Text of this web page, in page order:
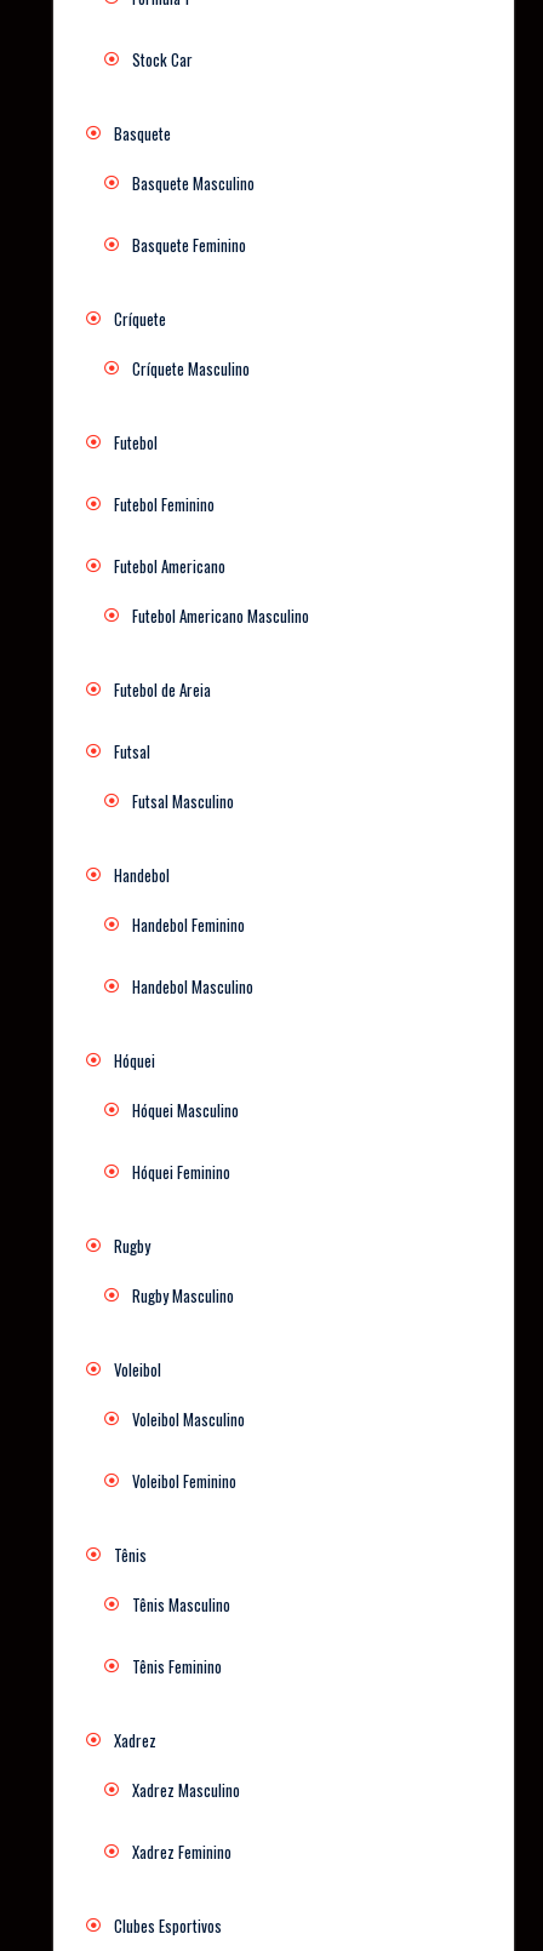
Stock Car
Basquete
Basquete Masculino
Basquete Feminino
Críquete
Críquete Masculino
Futebol
Futebol Feminino
Futebol Americano
Futebol Americano Masculino
Futebol de Areia
Futsal
Futsal Masculino
Handebol
Handebol Feminino
Handebol Masculino
Hóquei
Hóquei Masculino
Hóquei Feminino
Rugby
Rugby Masculino
Voleibol
Voleibol Masculino
Voleibol Feminino
Tênis
Tênis Masculino
Tênis Feminino
Xadrez
Xadrez Masculino
Xadrez Feminino
Clubes Esportivos